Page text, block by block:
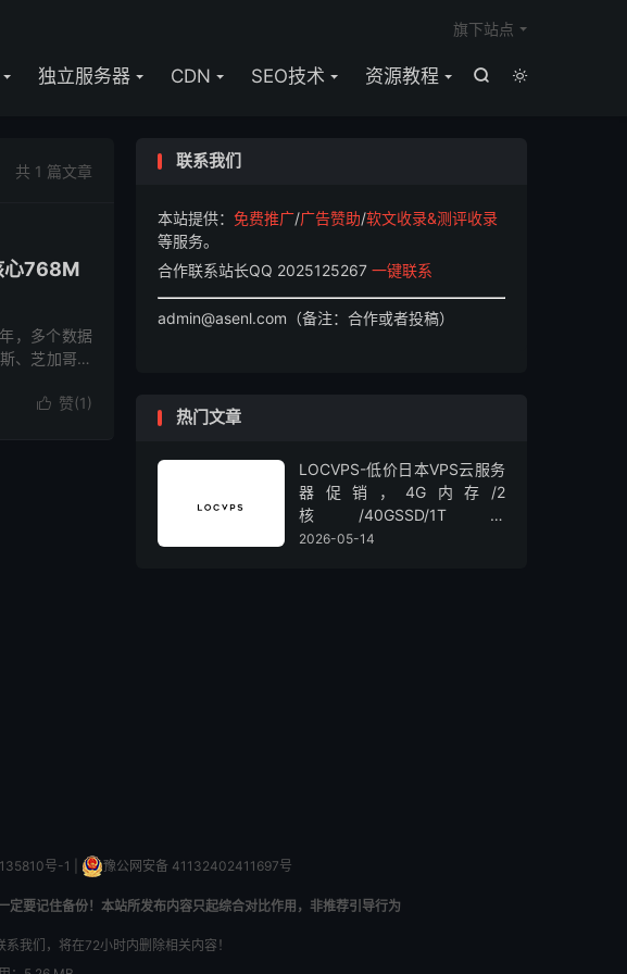


独立服务器 CDN SEO技术 资源教程
旗下站点
共 1 篇文章
心768M
，多个数据
、芝加哥、
 赞(1)
联系我们
本站提供： 免费推广/广告赞助/软文收录&测评收录
等服务。
合作联系站长QQ 2025125267 一键联系
admin@asenl.com（备注：合作或者投稿）
热门文章
LOCVPS-低价日本VPS云服务
器促销，4G内存/2
核/40GSSD/1T流
量/450Mbps带宽，低至36元/
2026-05-14
号-1 豫公网安备 41132402411697号
定要记住备份！本站所发布内容只起综合对比作用，非推荐引导行为
我们，将在72小时内删除相关内容！